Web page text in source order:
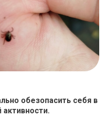
обезопасить себя в